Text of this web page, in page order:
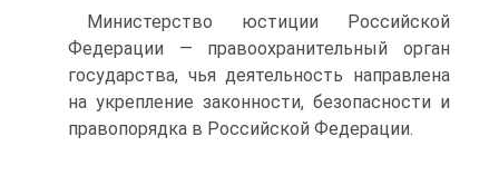
Министерство юстиции Российской
Федерации — правоохранительный орган
государства, чья деятельность направлена
на укрепление законности, безопасности и
правопорядка в Российской Федерации.